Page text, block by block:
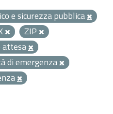
e sicurezza pubblica
ZIP
attesa
di emergenza